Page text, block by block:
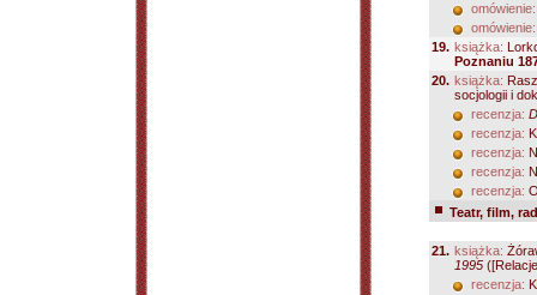
omówienie:
omówienie:
19. książka:
Poznaniu
20. książka:
socjologii i
recenzja:
recenzja:
recenzja:
recenzja:
recenzja:
Teatr, film,
21. książka:
1995
recenzja: